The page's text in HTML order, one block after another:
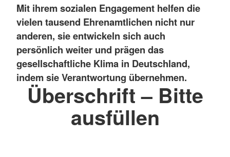
Mit ihrem sozialen Engagement helfen die
vielen tausend Ehrenamtlichen nicht nur
anderen, sie entwickeln sich auch
persönlich weiter und prägen das
gesellschaftliche Klima in Deutschland,
indem sie Verantwortung übernehmen.
Überschrift – Bitte
ausfüllen